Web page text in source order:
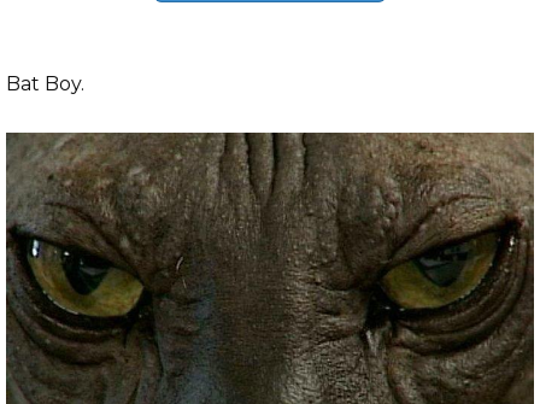
Bat Boy.